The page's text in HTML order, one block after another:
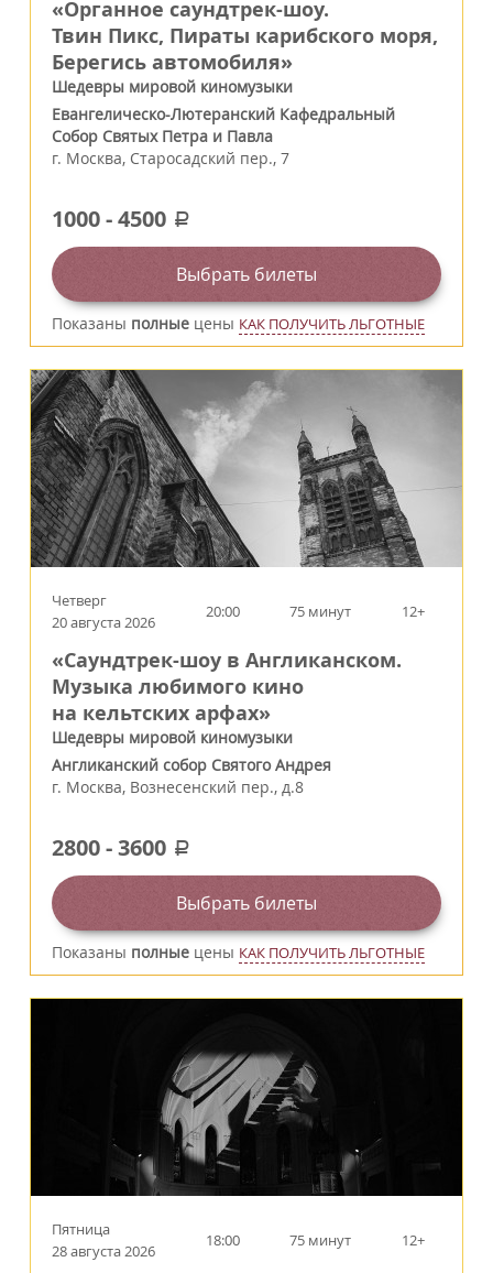
«Органное саундтрек-шоу.
Твин Пикс, Пираты карибского моря,
Берегись автомобиля»
Шедевры мировой киномузыки
Евангелическо-Лютеранский Кафедральный
Собор Святых Петра и Павла
г. Москва, Старосадский пер., 7
1000-4500 a
Выбрать билеты
Показаны полные цены КАК ПОЛУЧИТЬ ЛЬГОТНЫЕ
Четверг
20 августа 2026
20:00 75 минут 12+
«Саундтрек-шоу в Англиканском.
Музыка любимого кино
на кельтских арфах»
Шедевры мировой киномузыки
Англиканский собор Святого Андрея
г. Москва, Вознесенский пер., д.8
2800-3600 a
Выбрать билеты
Показаны полные цены КАК ПОЛУЧИТЬ ЛЬГОТНЫЕ
Пятница
28 августа 2026
18:00 75 минут 12+